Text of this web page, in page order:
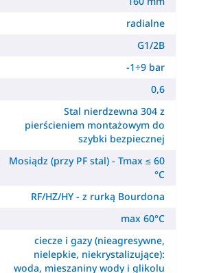
radialne
G1/2B
-1÷9 bar
0,6
Stal nierdzewna 304 z
pierścieniem montażowym do
szybki bezpiecznej
Mosiądz (przy PF stal) - Tmax ≤ 60
°C
RF/HZ/HY - z rurką Bourdona
max 60°C
ciecze i gazy (nieagresywne,
nielepkie, niekrystalizujące):
woda, mieszaniny wody i glikolu